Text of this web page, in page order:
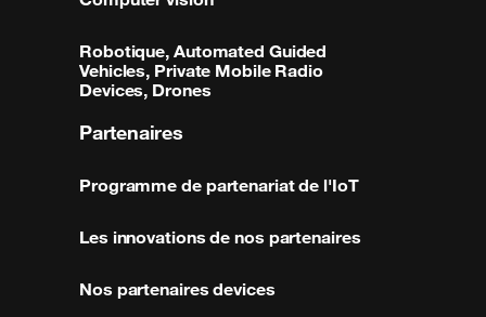
Robotique, Automated Guided
Vehicles, Private Mobile Radio
Devices, Drones
Partenaires
Programme de partenariat de l'IoT
Les innovations de nos partenaires
Nos partenaires devices